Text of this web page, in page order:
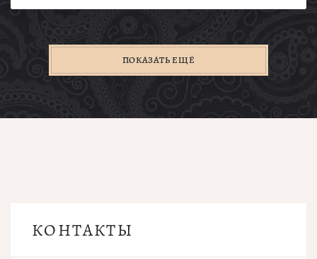
ПОКАЗАТЬ ЕЩЁ
КОНТАКТЫ